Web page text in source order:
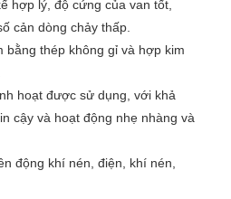
hợp lý, độ cứng của van tốt,
cản dòng chảy thấp.
bằng thép không gỉ và hợp kim
hoạt được sử dụng, với khả
cậy và hoạt động nhẹ nhàng và
động khí nén, điện, khí nén,